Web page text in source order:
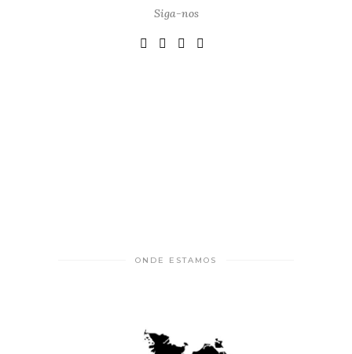
Siga-nos
ONDE ESTAMOS